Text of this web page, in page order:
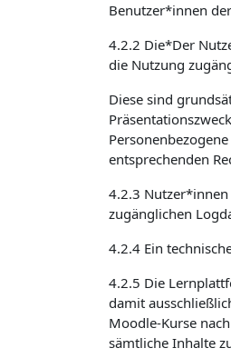
Benutzer*innen
4.2.2 Die*Der
die Nutzung
Diese sind
entsprechenden
4.2.3
zugänglichen
4.2.4 Ein
4.2.5 Die
damit
Moodle-Kurse
sämtliche Inhalte